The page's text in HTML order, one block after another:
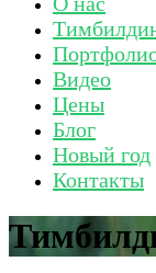
Видео
Цены
Блог
Новый год
Контакты